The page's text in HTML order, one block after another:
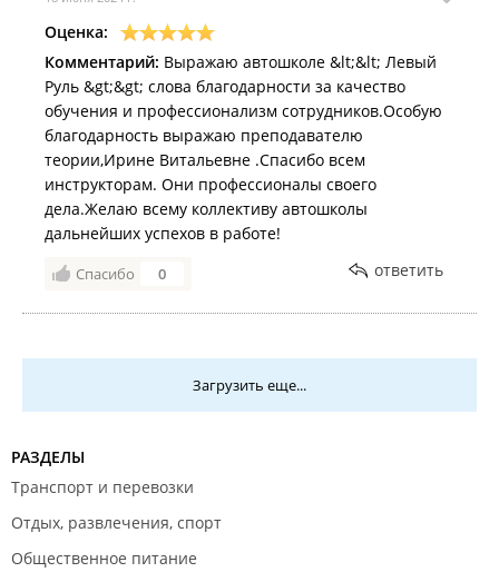
Недостатки:не нашла ни одного
Комментарий: лучшая автошкола
Оценка:
Комментарий: Выражаю автошколе &lt;&lt; Левый
Руль &gt;&gt; слова благодарности за качество
обучения и профессионализм сотрудников.Особую
благодарность выражаю преподавателю
теории,Ирине Витальевне .Спасибо всем
инструкторам. Они профессионалы своего
дела.Желаю всему коллективу автошколы
дальнейших успехов в работе!
Спасибо 0 ответить
Загрузить еще...
РАЗДЕЛЫ
Транспорт и перевозки
Отдых, развлечения, спорт
Общественное питание